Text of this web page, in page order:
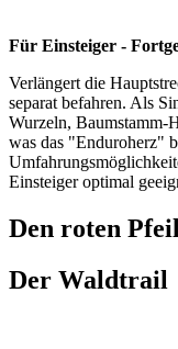
Für Einsteiger -
Verlängert die
separat befahren. Als
Wurzeln, Baumstamm-
was das "Enduroherz"
Einsteiger optimal
Den roten
Der Waldtrail